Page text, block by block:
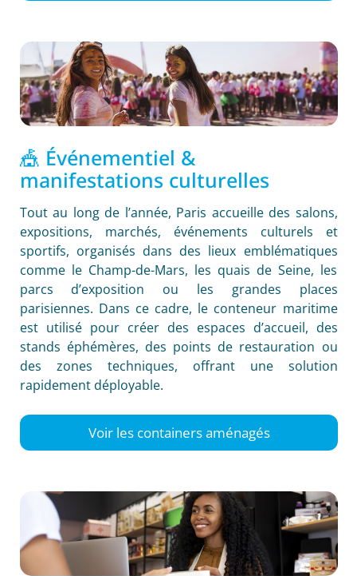
🎪 Événementiel &
manifestations culturelles
Tout au long de l’année, Paris accueille des salons,
expositions, marchés, événements culturels et
sportifs, organisés dans des lieux emblématiques
comme le Champ-de-Mars, les quais de Seine, les
parcs d’exposition ou les grandes places
parisiennes. Dans ce cadre, le conteneur maritime
est utilisé pour créer des espaces d’accueil, des
stands éphémères, des points de restauration ou
des zones techniques, offrant une solution
rapidement déployable.
Voir les containers aménagés